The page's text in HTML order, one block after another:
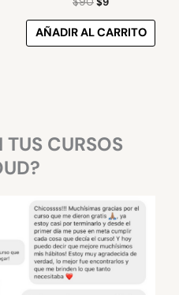
AÑADIR AL CARRITO
CURSOS